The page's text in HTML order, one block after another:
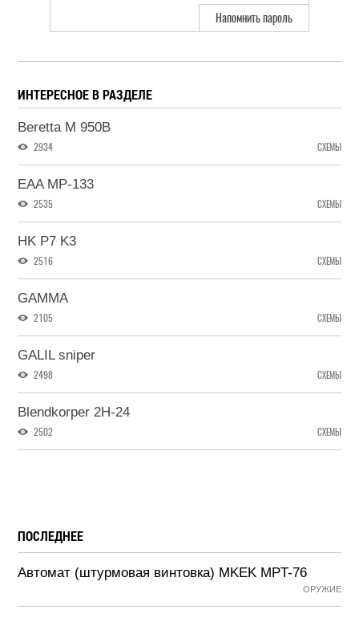
Напомнить пароль
ИНТЕРЕСНОЕ В РАЗДЕЛЕ
Beretta M 950B
2934 СХЕМЫ
EAA MP-133
2535 СХЕМЫ
HK P7 K3
2516 СХЕМЫ
GAMMA
2105 СХЕМЫ
GALIL sniper
2498 СХЕМЫ
Blendkorper 2H-24
2502 СХЕМЫ
ПОСЛЕДНЕЕ
Автомат (штурмовая винтовка) MKEK MPT-76
ОРУЖИЕ